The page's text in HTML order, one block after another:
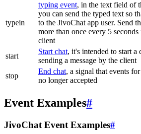
typein
typing event, in the text field of
you can send the typed text so
to the JivoChat app user. Send
more than once every 5
client
start
Start chat, it's intended to start a
sending a message by the client
stop
End chat, a signal that events
no longer accepted
Event Examples#
JivoChat Event Examples#